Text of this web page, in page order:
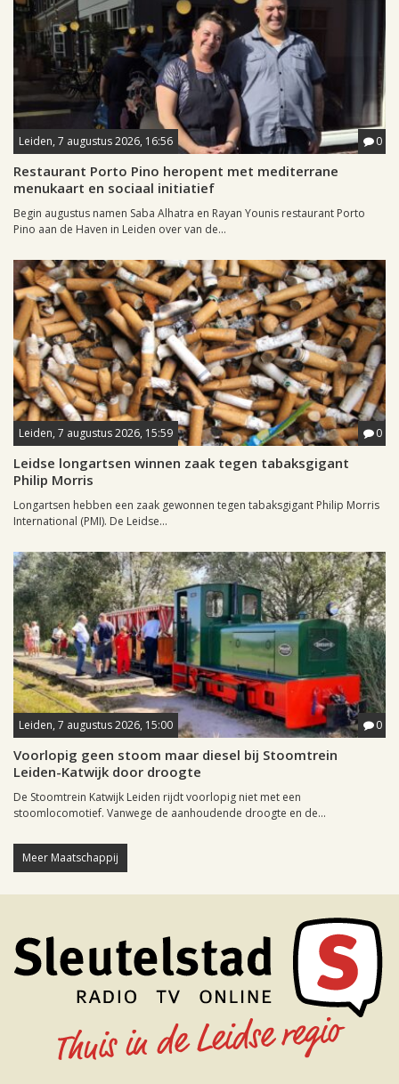
Leiden, 7 augustus 2026, 16:56 0
Restaurant Porto Pino heropent met mediterrane
menukaart en sociaal initiatief
Begin augustus namen Saba Alhatra en Rayan Younis restaurant Porto
Pino aan de Haven in Leiden over van de...
Leiden, 7 augustus 2026, 15:59 0
Leidse longartsen winnen zaak tegen tabaksgigant
Philip Morris
Longartsen hebben een zaak gewonnen tegen tabaksgigant Philip Morris
International (PMI). De Leidse...
Leiden, 7 augustus 2026, 15:00 0
Voorlopig geen stoom maar diesel bij Stoomtrein
Leiden-Katwijk door droogte
De Stoomtrein Katwijk Leiden rijdt voorlopig niet met een
stoomlocomotief. Vanwege de aanhoudende droogte en de...
Meer Maatschappij